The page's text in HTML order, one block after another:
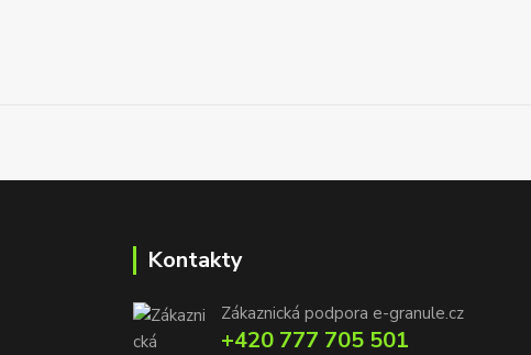
Kontakty
Zákaznická podpora e-granule.cz
+420 777 705 501